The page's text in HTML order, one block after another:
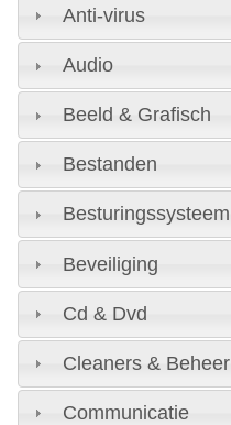
Anti-virus
Audio
Beeld & Grafisch
Bestanden
Besturingssysteem
Beveiliging
Cd & Dvd
Cleaners & Beheer
Communicatie